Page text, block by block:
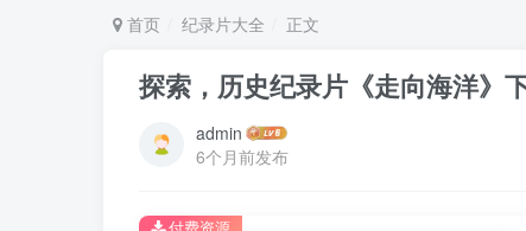
首页 纪录片大全 正文
探索，历史纪录片《走向海洋》
admin
6个月前发布